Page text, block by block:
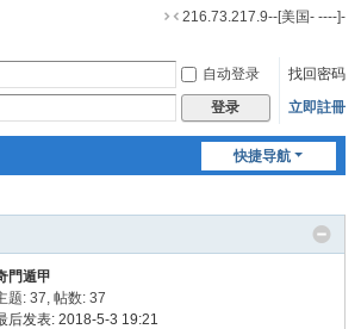
216.73.217.9--[美国- ----]-
换
到
窄
版
自动登录
找回密码
登录 立即註冊
快捷导航
門遁甲
题: 37,帖数: 37
后发表: 2018-5-3 19:21